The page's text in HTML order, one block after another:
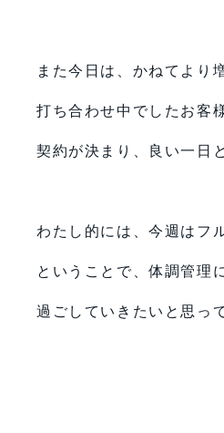
また今日は、かねてより
打ち合わせ中でしたお客
契約が決まり、良い一日
わたし的には、今週はフ
ということで、体調管理
過ごしていきたいと思っ